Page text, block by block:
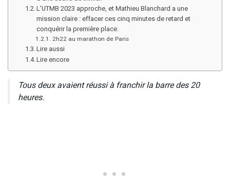
L’UTMB 2023 approche, et Mathieu Blanchard a une
mission claire : effacer ces cinq minutes de retard et
conquérir la première place.
2h22 au marathon de Paris
Lire aussi
Lire encore
Tous deux avaient réussi à franchir la barre des 20
heures.